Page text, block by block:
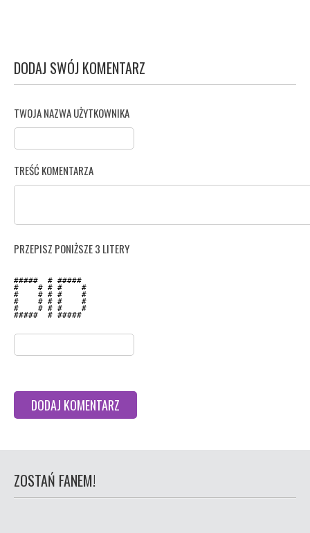
DODAJ SWÓJ KOMENTARZ
TWOJA NAZWA UŻYTKOWNIKA
TREŚĆ KOMENTARZA
PRZEPISZ PONIŻSZE 3 LITERY
#####  # #####
#    # # #    #
#    # # #    #
#    # # #    #
#    # # #    #
#####  # #####
ZOSTAŃ FANEM!